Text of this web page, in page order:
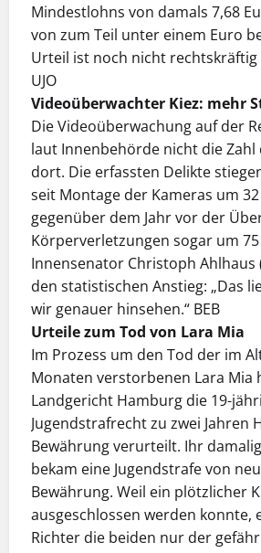
Mindestlohns von damals 7,68
von zum Teil unter einem Euro
Urteil ist noch nicht rechtskräftig
UJO
Videoüberwachter Kiez: mehr
Die Videoüberwachung auf der
laut Innenbehörde nicht die
dort. Die erfassten Delikte
seit Montage der Kameras um
gegenüber dem Jahr vor der
Körperverletzungen sogar um
Innensenator Christoph Ahlhaus
den statistischen Anstieg: „Das
wir genauer hinsehen.“ BEB
Urteile zum Tod von Lara Mia
Im Prozess um den Tod der im
Monaten verstorbenen Lara Mia
Landgericht Hamburg die 19-
Jugendstrafrecht zu zwei Jahren
Bewährung verurteilt. Ihr
bekam eine Jugendstrafe von
Bewährung. Weil ein plötzlicher
ausgeschlossen werden konnte,
Richter die beiden nur der